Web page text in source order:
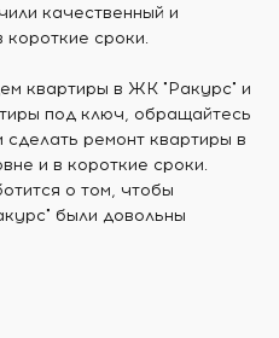
качественный и
короткие сроки.
квартиры в ЖК "Ракурс" и
под ключ, обращайтесь
ремонт квартиры в
и в короткие сроки.
о том, чтобы
были довольны